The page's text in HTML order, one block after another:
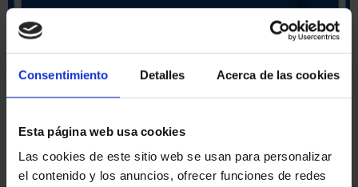
Consentimiento Detalles Acerca de las cookies
Esta página web usa cookies
Las cookies de este sitio web se usan para personalizar
el contenido y los anuncios, ofrecer funciones de redes
ORDENAR POR: